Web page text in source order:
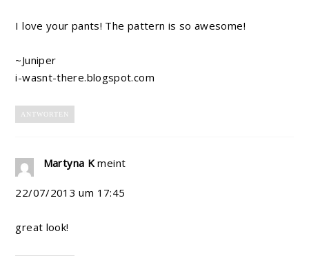
I love your pants! The pattern is so awesome!
~Juniper
i-wasnt-there.blogspot.com
ANTWORTEN
Martyna K meint
22/07/2013 um 17:45
great look!